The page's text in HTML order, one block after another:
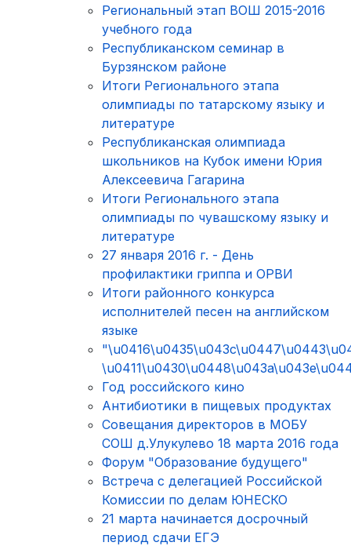
Региональный этап ВОШ 2015-2016
учебного года
Республиканском семинар в
Бурзянском районе
Итоги Регионального этапа
олимпиады по татарскому языку и
литературе
Республиканская олимпиада
школьников на Кубок имени Юрия
Алексеевича Гагарина
Итоги Регионального этапа
олимпиады по чувашскому языку и
литературе
27 января 2016 г. - День
профилактики гриппа и ОРВИ
Итоги районного конкурса
исполнителей песен на английском
языке
Год российского кино
Антибиотики в пищевых продуктах
Совещания директоров в МОБУ
СОШ д.Улукулево 18 марта 2016 года
Форум "Образование будущего"
Встреча с делегацией Российской
Комиссии по делам ЮНЕСКО
21 марта начинается досрочный
период сдачи ЕГЭ